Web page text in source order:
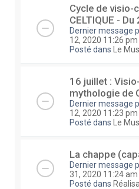
Cycle de visio-
CELTIQUE -
Dernier message
12, 2020 11:26 pm
Posté dans
Le
16 juillet :
mythologie de
Dernier message
12, 2020 11:23 pm
Posté dans
Le
La chappe
Dernier message
31, 2020 11:24 am
Posté dans